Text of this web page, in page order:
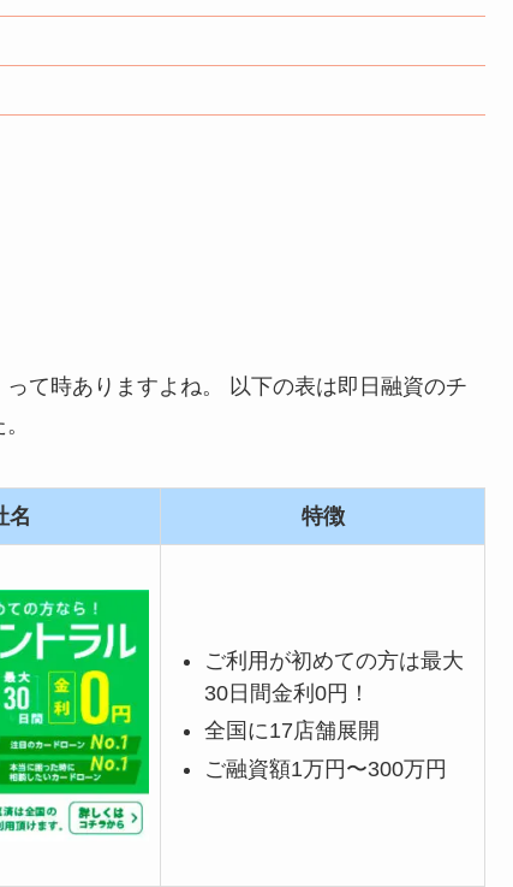
て時ありますよね。 以下の表は即日融資のチ
名 特徴
ご利用が初めての方は最大
30日間金利0円！
全国に17店舗展開
ご融資額1万円〜300万円